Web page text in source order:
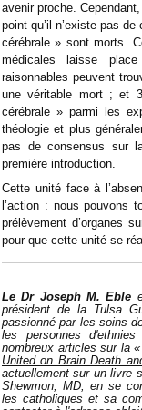
avenir proche.
point qu’il n’existe pas
cérébrale » sont morts.
médicales laisse
raisonnables peuvent
une véritable mort ; et
cérébrale » parmi les
théologie et plus
pas de consensus sur
première introduction.
Cette unité face à
l’action : nous pouvons
prélèvement d’organes
pour que cette unité se
Le Dr Joseph M. Eble
président de la Tulsa
passionné par les soins
les personnes
nombreux articles sur la
United on Brain Death
actuellement sur un livre
Shewmon, MD, en se
les catholiques et sa